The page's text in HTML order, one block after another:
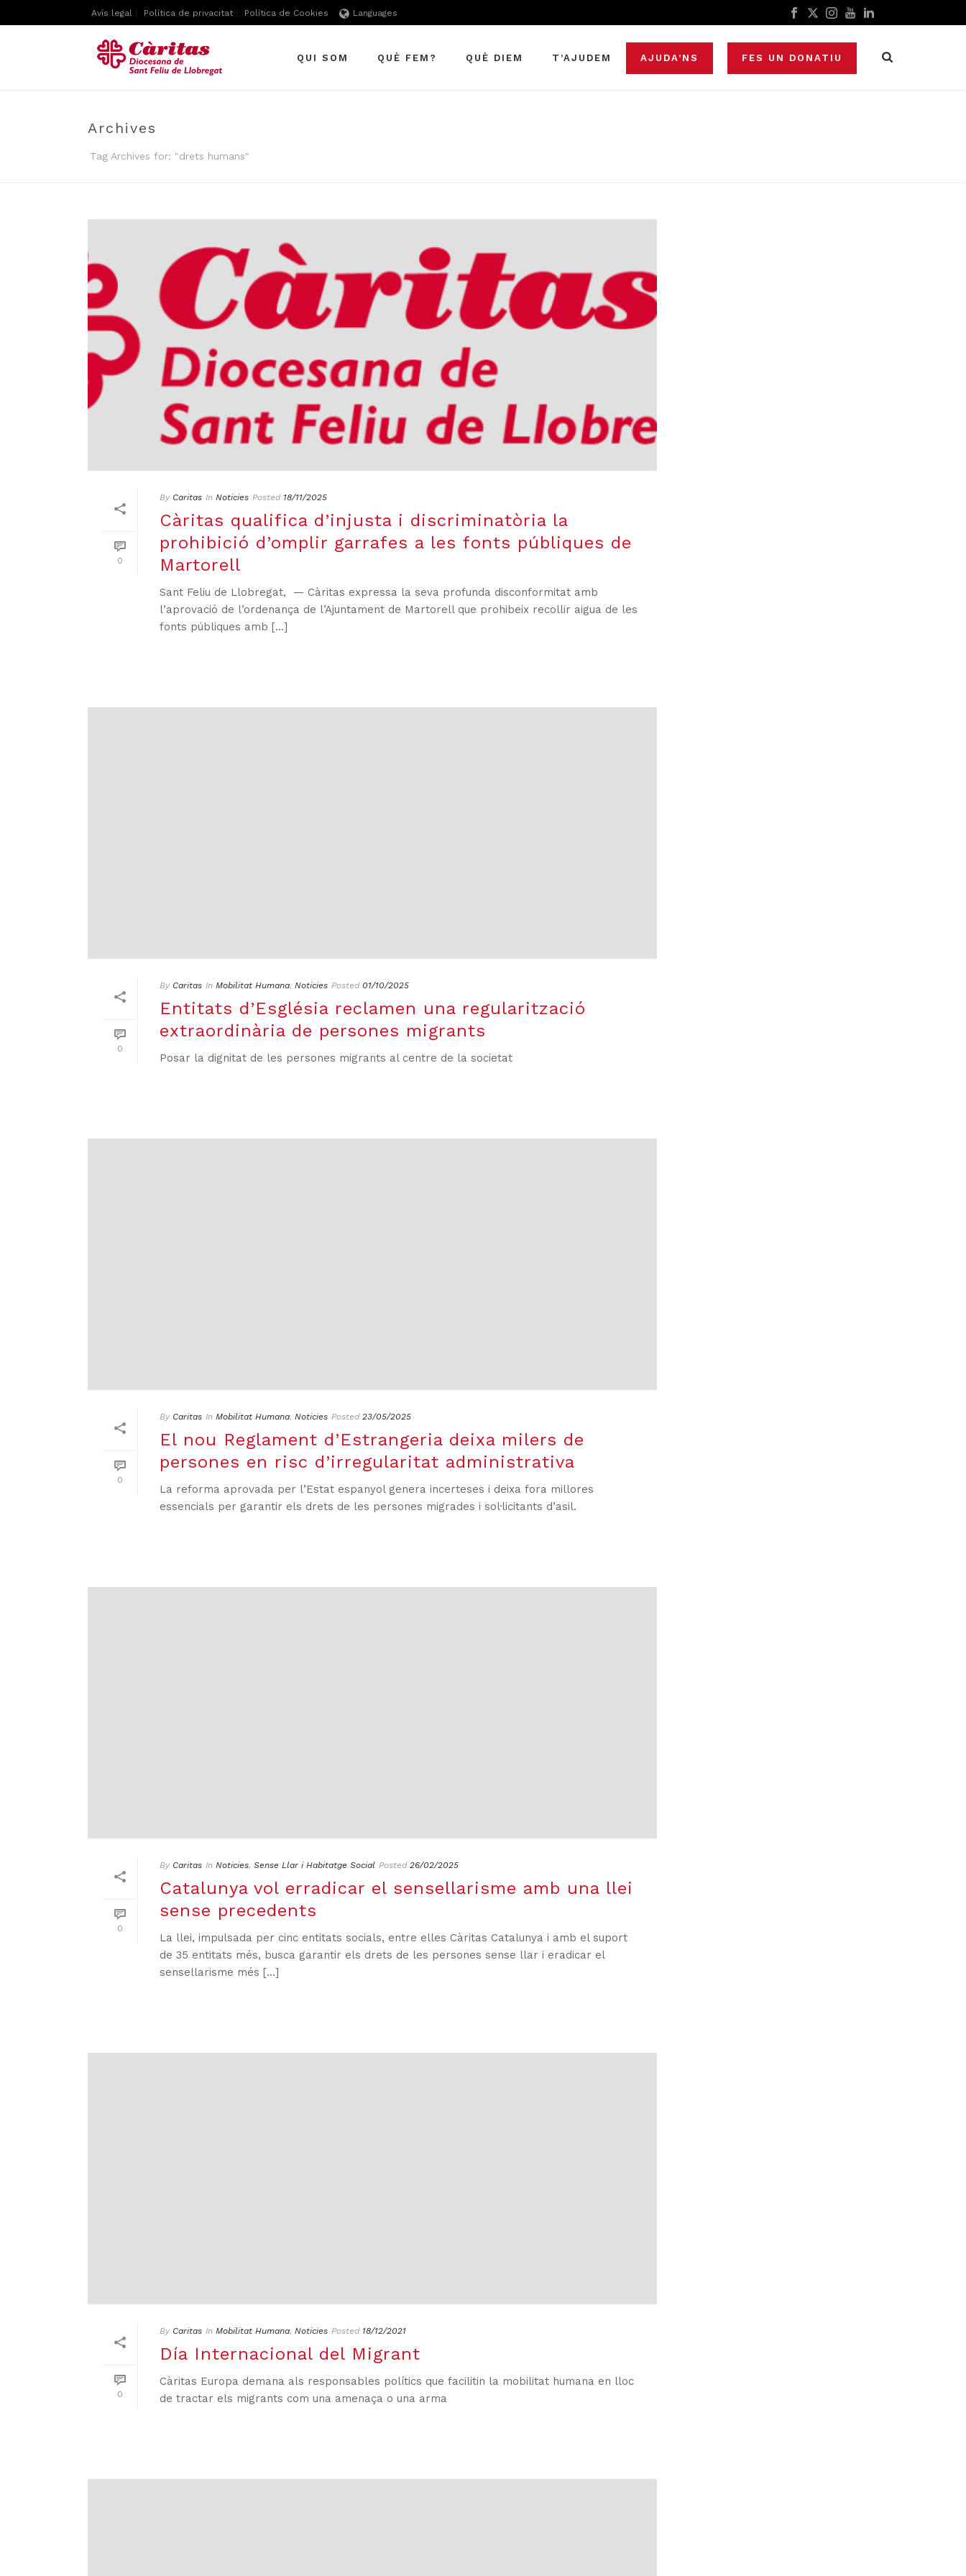
Avís legal Política de privacitat Política de Cookies Languages
QUI SOM QUÈ FEM? QUÈ DIEM T’AJUDEM AJUDA’NS FES UN DONATIU
Archives
Tag Archives for: "drets humans"
0
By Caritas In Noticies Posted 18/11/2025
Càritas qualifica d’injusta i discriminatòria la
prohibició d’omplir garrafes a les fonts públiques de
Martorell
Sant Feliu de Llobregat, — Càritas expressa la seva profunda disconformitat amb
l’aprovació de l’ordenança de l’Ajuntament de Martorell que prohibeix recollir aigua de les
fonts públiques amb [...]
0
By Caritas In Mobilitat Humana, Noticies Posted 01/10/2025
Entitats d’Església reclamen una regularització
extraordinària de persones migrants
Posar la dignitat de les persones migrants al centre de la societat
0
By Caritas In Mobilitat Humana, Noticies Posted 23/05/2025
El nou Reglament d’Estrangeria deixa milers de
persones en risc d’irregularitat administrativa
La reforma aprovada per l’Estat espanyol genera incerteses i deixa fora millores
essencials per garantir els drets de les persones migrades i sol·licitants d’asil.
0
By Caritas In Noticies, Sense Llar i Habitatge Social Posted 26/02/2025
Catalunya vol erradicar el sensellarisme amb una llei
sense precedents
La llei, impulsada per cinc entitats socials, entre elles Càritas Catalunya i amb el suport
de 35 entitats més, busca garantir els drets de les persones sense llar i eradicar el
sensellarisme més [...]
0
By Caritas In Mobilitat Humana, Noticies Posted 18/12/2021
Día Internacional del Migrant
Càritas Europa demana als responsables polítics que facilitin la mobilitat humana en lloc
de tractar els migrants com una amenaça o una arma